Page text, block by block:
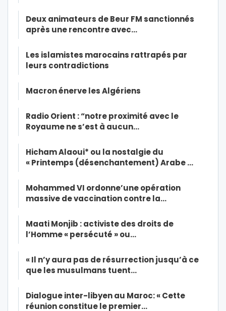
Deux animateurs de Beur FM sanctionnés
après une rencontre avec…
Les islamistes marocains rattrapés par
leurs contradictions
Macron énerve les Algériens
Radio Orient : “notre proximité avec le
Royaume ne s’est à aucun…
Hicham Alaoui* ou la nostalgie du
« Printemps (désenchantement) Arabe …
Mohammed VI ordonne’une opération
massive de vaccination contre la…
Maati Monjib : activiste des droits de
l’Homme « persécuté » ou…
« Il n’y aura pas de résurrection jusqu’à ce
que les musulmans tuent…
Dialogue inter-libyen au Maroc: « Cette
réunion constitue le premier…